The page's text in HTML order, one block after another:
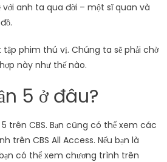
anh ta qua đời – một sĩ quan và
phim thú vị. Chúng ta sẽ phải chờ
này như thế nào.
5 ở đâu?
5 trên CBS. Bạn cũng có thể xem các
trên CBS All Access. Nếu bạn là
có thể xem chương trình trên